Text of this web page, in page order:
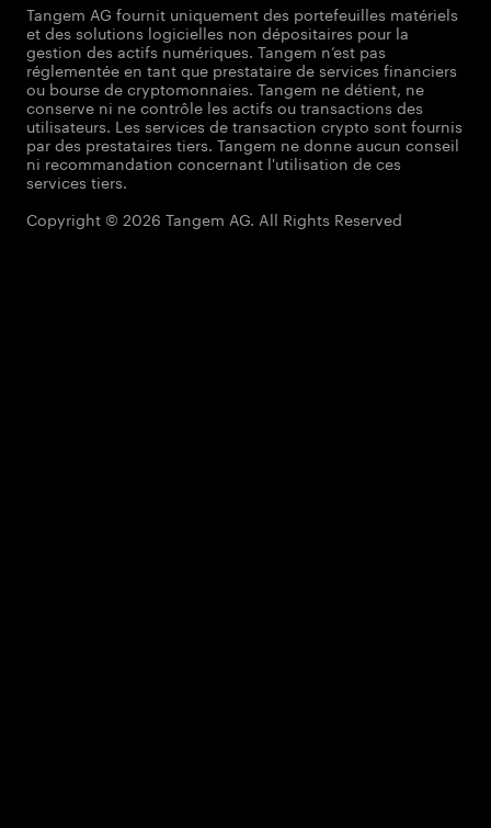
Tangem AG fournit uniquement des portefeuilles matériels
et des solutions logicielles non dépositaires pour la
gestion des actifs numériques. Tangem n’est pas
réglementée en tant que prestataire de services financiers
ou bourse de cryptomonnaies. Tangem ne détient, ne
conserve ni ne contrôle les actifs ou transactions des
utilisateurs. Les services de transaction crypto sont fournis
par des prestataires tiers. Tangem ne donne aucun conseil
ni recommandation concernant l'utilisation de ces
services tiers.